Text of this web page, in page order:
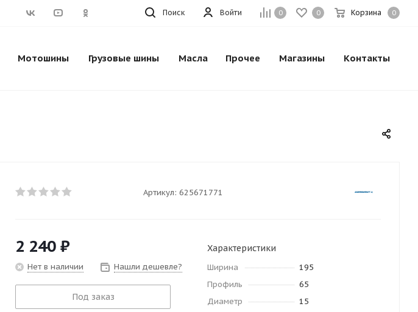
0 0 Корзина 0
Войти
Поиск
Мотошины Грузовые шины Масла Прочее Магазины Контакты
Артикул: 625671771
2 240 ₽
Нет в наличии Нашли дешевле?
Под заказ
Характеристики
Ширина
195
Профиль
65
Диаметр
15